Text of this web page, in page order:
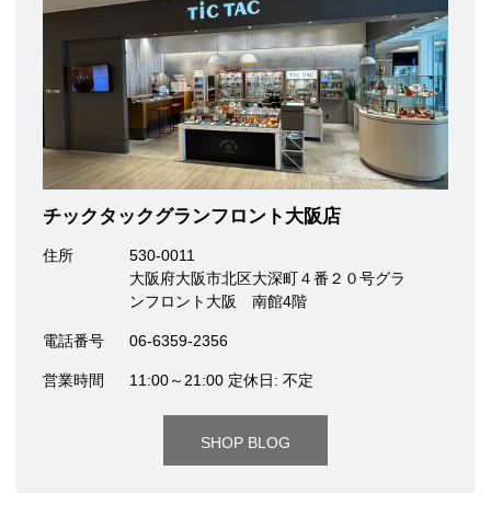
チックタックグランフロント大阪店
住所
530-0011
大阪府大阪市北区大深町４番２０号グラ
ンフロント大阪 南館4階
電話番号 06-6359-2356
営業時間 11:00～21:00 定休日: 不定
SHOP BLOG